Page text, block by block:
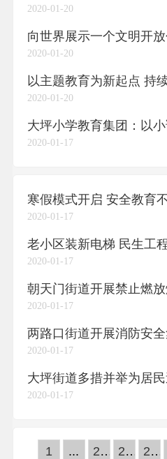
2020-01-20
2020-01-20
2020-01-20
2020-01-17
寒假模式开启 安全教育
2020-01-17
老小区装新电梯 民生工
2020-01-17
朝天门街道开展禁止燃
2020-01-17
两路口街道开展消防安
2020-01-17
大坪街道多措并举为居
2020-01-17
1 ... 23 24 25